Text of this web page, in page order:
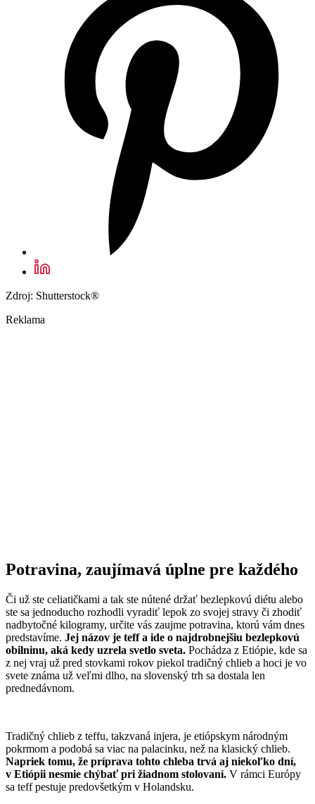
Zdroj: Shutterstock®
Reklama
Potravina, zaujímavá úplne pre každého
Či už ste celiatičkami a tak ste nútené držať bezlepkovú diétu alebo
ste sa jednoducho rozhodli vyradiť lepok zo svojej stravy či zhodiť
nadbytočné kilogramy, určite vás zaujme potravina, ktorú vám dnes
predstavíme. Jej názov je teff a ide o najdrobnejšiu bezlepkovú
obilninu, aká kedy uzrela svetlo sveta. Pochádza z Etiópie, kde sa
z nej vraj už pred stovkami rokov piekol tradičný chlieb a hoci je vo
svete známa už veľmi dlho, na slovenský trh sa dostala len
prednedávnom.
Tradičný chlieb z teffu, takzvaná injera, je etiópskym národným
pokrmom a podobá sa viac na palacinku, než na klasický chlieb.
Napriek tomu, že príprava tohto chleba trvá aj niekoľko dní,
v Etiópii nesmie chýbať pri žiadnom stolovaní. V rámci Európy
sa teff pestuje predovšetkým v Holandsku.